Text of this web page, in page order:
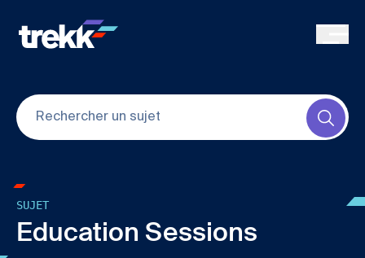
SUJET
Education Sessions